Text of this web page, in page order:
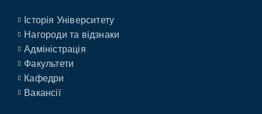
Історія Університету
Нагороди та відзнаки
Адміністрація
Факультети
Кафедри
Вакансії